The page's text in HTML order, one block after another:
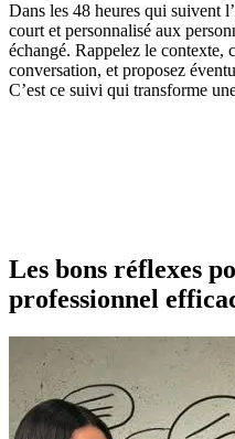
Dans les 48 heures qui suivent
court et personnalisé aux
échangé. Rappelez le contexte,
conversation, et proposez
C’est ce suivi qui transforme
Les bons réflexes
professionnel